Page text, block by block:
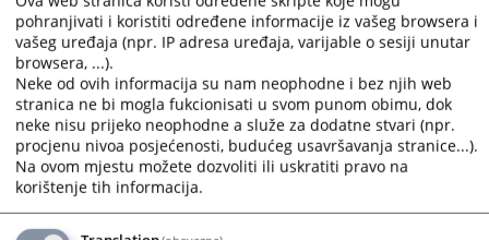
godine
Obrazovanje i kvalifikacije:
Pravnom
fakultetu u
Splitu,
29.01.1996.
Pravosudni ispit položila:
pohranjivati i koristiti određene informacije iz vašeg browsera i
vašeg uređaja (npr. IP adresa uređaja, varijable o sesiji unutar
browsera, ...).
Neke od ovih informacija su nam neophodne i bez njih web
stranica ne bi mogla fukcionisati u svom punom obimu, dok
neke nisu prijeko neophodne a služe za dodatne stvari (npr.
procjenu nivoa posjećenosti, budućeg usavršavanja stranice...).
Na ovom mjestu možete dozvoliti ili uskratiti pravo na
korištenje tih informacija.